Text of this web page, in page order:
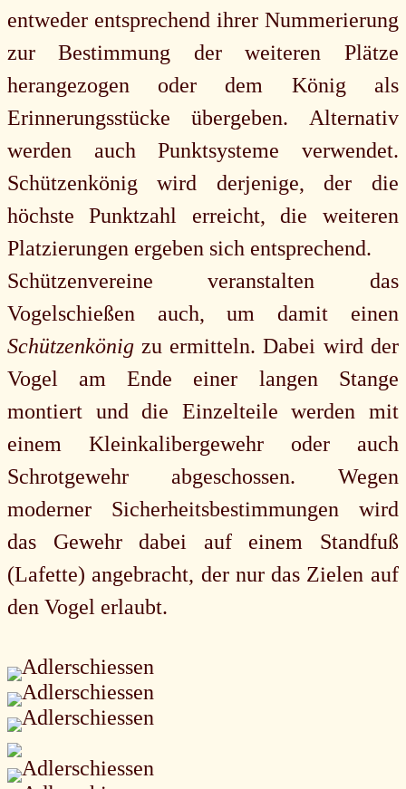
entweder entsprechend ihrer Nummerierung
zur Bestimmung der weiteren Plätze
herangezogen oder dem König als
Erinnerungsstücke übergeben. Alternativ
werden auch Punktsysteme verwendet.
Schützenkönig wird derjenige, der die
höchste Punktzahl erreicht, die weiteren
Platzierungen ergeben sich entsprechend.
Schützenvereine veranstalten das
Vogelschießen auch, um damit einen
Schützenkönig zu ermitteln. Dabei wird der
Vogel am Ende einer langen Stange
montiert und die Einzelteile werden mit
einem Kleinkalibergewehr oder auch
Schrotgewehr abgeschossen. Wegen
moderner Sicherheitsbestimmungen wird
das Gewehr dabei auf einem Standfuß
(Lafette) angebracht, der nur das Zielen auf
den Vogel erlaubt.